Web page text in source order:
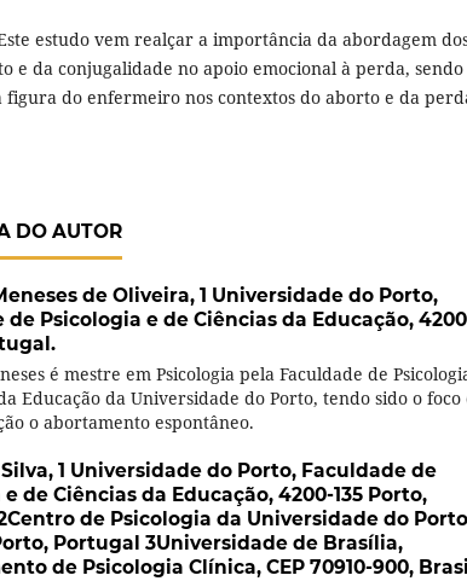
estudo vem realçar a importância da abordagem
e da conjugalidade no apoio emocional à perda, sendo
do enfermeiro nos contextos do aborto e da
DO AUTOR
de Oliveira, 1 Universidade do Porto,
de Psicologia e de Ciências da Educação,
é mestre em Psicologia pela Faculdade de
Educação da Universidade do Porto, tendo sido o foco
o abortamento espontâneo.
1 Universidade do Porto, Faculdade de
de Ciências da Educação, 4200-135 Porto,
de Psicologia da Universidade do
Portugal 3Universidade de Brasília,
de Psicologia Clínica, CEP 70910-900, Brasil